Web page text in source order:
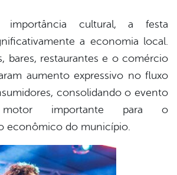
cultural, a festa
a economia local.
bares, restaurantes e o comércio
aumento expressivo no fluxo
consolidando o evento
importante para o
econômico do município.